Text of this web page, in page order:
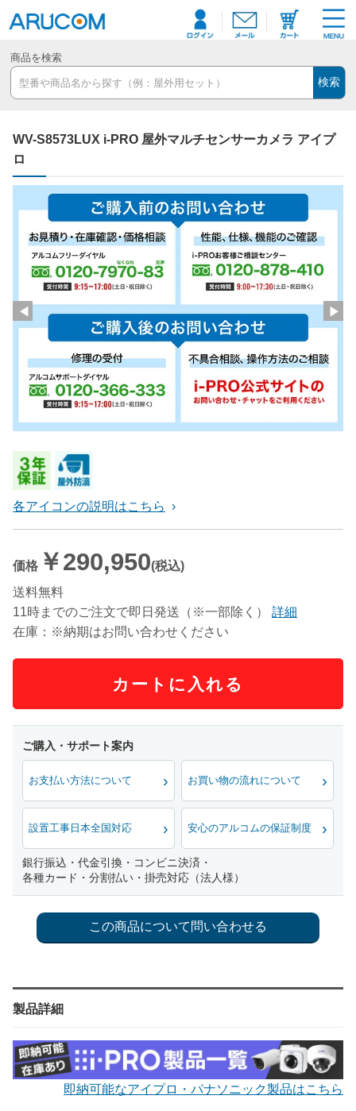
商品を検索
検索
WV-S8573LUX i-PRO 屋外マルチセンサーカメラ アイプ
ロ
◀ ▶
各アイコンの説明はこちら
価格 ￥290,950(税込)
送料無料
11時までのご注文で即日発送（※一部除く）
詳細
在庫：※納期はお問い合わせください
カートに入れる
お支払い方法について お買い物の流れについて
設置工事日本全国対応 安心のアルコムの保証制度
銀行振込・代金引換・コンビニ決済・
各種カード・分割払い・掛売対応（法人様）
製品詳細
即納可能なアイプロ・パナソニック製品はこちら